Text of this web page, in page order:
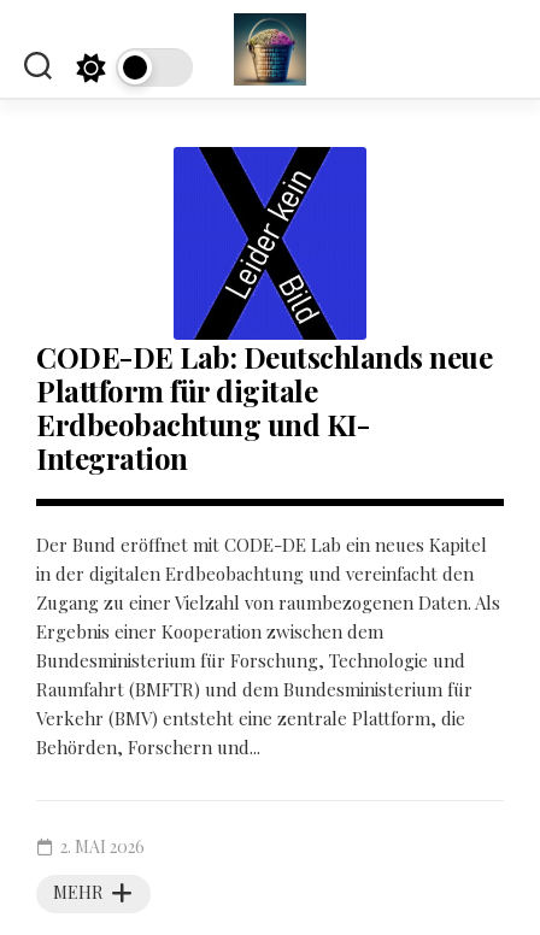
content
CODE-DE Lab: Deutschlands neue
Plattform für digitale
Erdbeobachtung und KI-
Integration
Der Bund eröffnet mit CODE-DE Lab ein neues Kapitel
in der digitalen Erdbeobachtung und vereinfacht den
Zugang zu einer Vielzahl von raumbezogenen Daten. Als
Ergebnis einer Kooperation zwischen dem
Bundesministerium für Forschung, Technologie und
Raumfahrt (BMFTR) und dem Bundesministerium für
Verkehr (BMV) entsteht eine zentrale Plattform, die
Behörden, Forschern und...
MEHR
2. MAI 2026